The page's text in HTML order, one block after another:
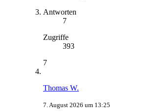
Antworten
7
Zugriffe
393
7
Thomas W.
7. August 2026 um 13:25